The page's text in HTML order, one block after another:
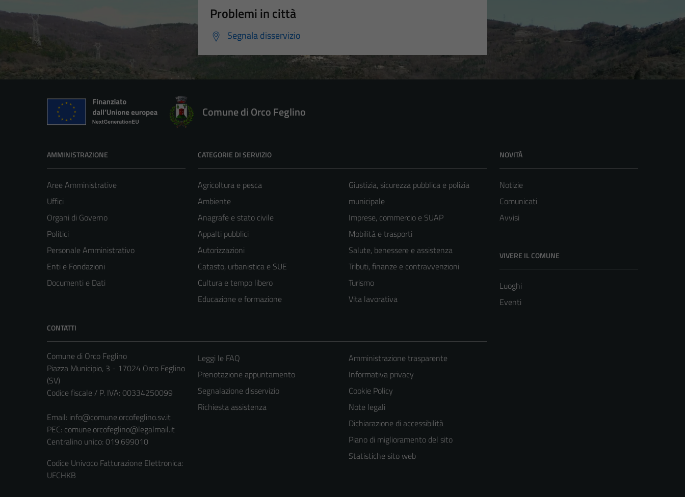
Problemi in città
Segnala disservizio
Comune di Orco Feglino
AMMINISTRAZIONE
Aree Amministrative
Uffici
Organi di Governo
Politici
Personale Amministrativo
Enti e Fondazioni
Documenti e Dati
CATEGORIE DI SERVIZIO
Agricoltura e pesca
Ambiente
Anagrafe e stato civile
Appalti pubblici
Autorizzazioni
Catasto, urbanistica e SUE
Cultura e tempo libero
Educazione e formazione
Giustizia, sicurezza pubblica e polizia
municipale
Imprese, commercio e SUAP
Mobilità e trasporti
Salute, benessere e assistenza
Tributi, finanze e contravvenzioni
Turismo
Vita lavorativa
NOVITÀ
Notizie
Comunicati
Avvisi
VIVERE IL COMUNE
Luoghi
Eventi
CONTATTI
Comune di Orco Feglino
Piazza Municipio, 3 - 17024 Orco Feglino
(SV)
Codice fiscale / P. IVA: 00334250099
Email: info@comune.orcofeglino.sv.it
PEC: comune.orcofeglino@legalmail.it
Centralino unico: 019.699010
Codice Univoco Fatturazione Elettronica:
UFCHKB
Leggi le FAQ
Prenotazione appuntamento
Segnalazione disservizio
Richiesta assistenza
Amministrazione trasparente
Informativa privacy
Cookie Policy
Note legali
Dichiarazione di accessibilità
Piano di miglioramento del sito
Statistiche sito web